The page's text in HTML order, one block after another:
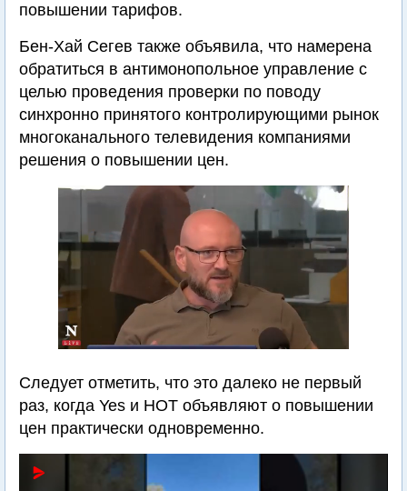
повышении тарифов.
Бен-Хай Сегев также объявила, что намерена
обратиться в антимонопольное управление с
целью проведения проверки по поводу
синхронно принятого контролирующими рынок
многоканального телевидения компаниями
решения о повышении цен.
Следует отметить, что это далеко не первый
раз, когда Yes и HOT объявляют о повышении
цен практически одновременно.